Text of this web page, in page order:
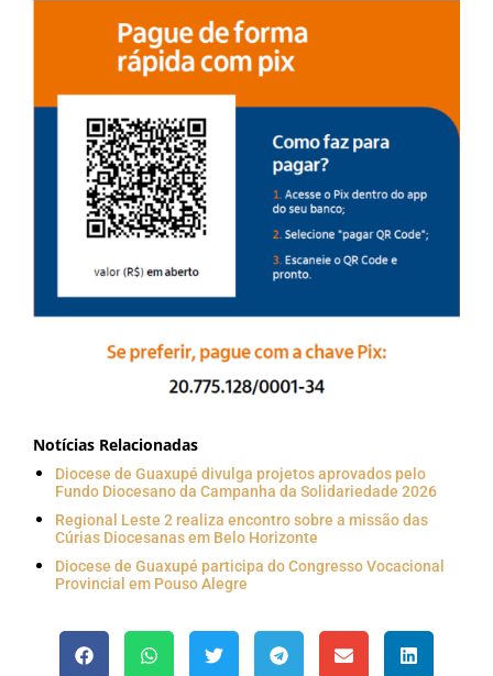
Notícias Relacionadas
Diocese de Guaxupé divulga projetos aprovados pelo
Fundo Diocesano da Campanha da Solidariedade 2026
Regional Leste 2 realiza encontro sobre a missão das
Cúrias Diocesanas em Belo Horizonte
Diocese de Guaxupé participa do Congresso Vocacional
Provincial em Pouso Alegre